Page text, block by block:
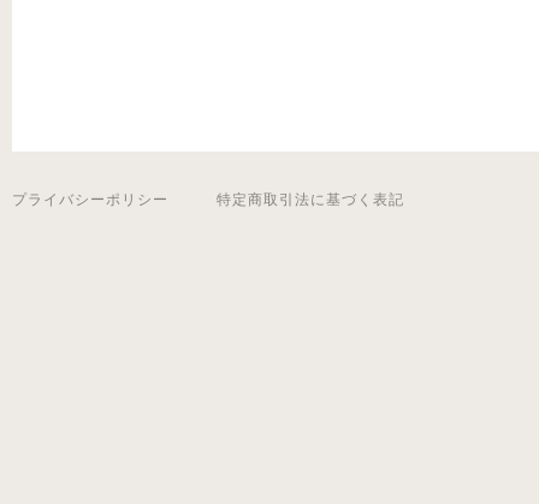
プライバシーポリシー 特定商取引法に基づく表記